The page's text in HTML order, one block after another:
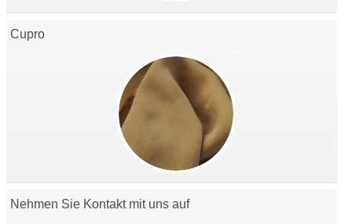
Cupro
Nehmen Sie Kontakt mit uns auf